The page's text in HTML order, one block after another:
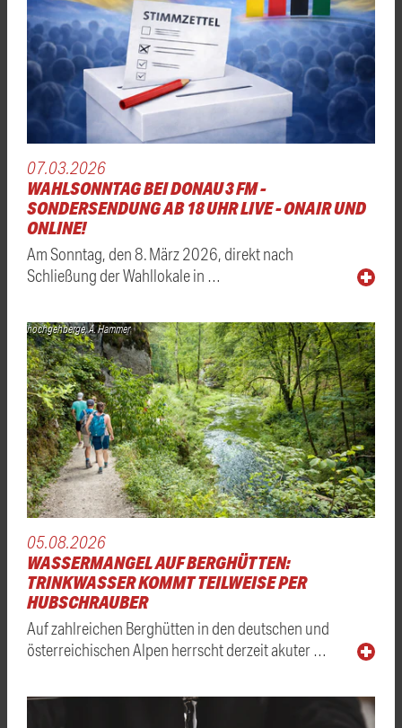
07.03.2026
WAHLSONNTAG BEI DONAU 3 FM -
SONDERSENDUNG AB 18 UHR LIVE - ONAIR UND
ONLINE!
Am Sonntag, den 8. März 2026, direkt nach
Schließung der Wahllokale in …
hochgehberge, A. Hammer
05.08.2026
WASSERMANGEL AUF BERGHÜTTEN:
TRINKWASSER KOMMT TEILWEISE PER
HUBSCHRAUBER
Auf zahlreichen Berghütten in den deutschen und
österreichischen Alpen herrscht derzeit akuter …